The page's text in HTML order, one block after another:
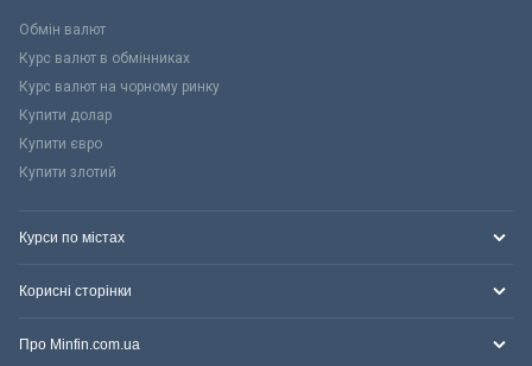
Обмін валют
Курс валют в обмінниках
Курс валют на чорному ринку
Купити долар
Купити євро
Купити злотий
Курси по містах
Корисні сторінки
Про Minfin.com.ua